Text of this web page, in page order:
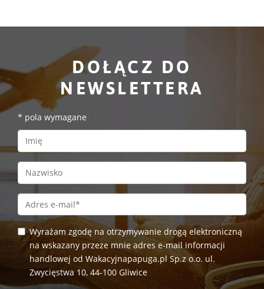
DOŁĄCZ DO
NEWSLETTERA
* pola wymagane
First Name
Last Name
Email Address *
Wyrażam zgodę na otrzymywanie drogą elektroniczną
na wskazany przeze mnie adres e-mail informacji
handlowej od Wakacyjnapapuga.pl Sp.z o.o. ul.
Zwycięstwa 10, 44-100 Gliwice